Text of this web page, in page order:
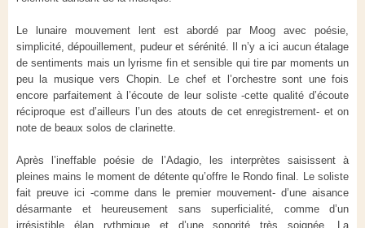
Le lunaire mouvement lent est abordé par Moog avec poésie,
simplicité, dépouillement, pudeur et sérénité. Il n’y a ici aucun étalage
de sentiments mais un lyrisme fin et sensible qui tire par moments un
peu la musique vers Chopin. Le chef et l’orchestre sont une fois
encore parfaitement à l’écoute de leur soliste -cette qualité d’écoute
réciproque est d’ailleurs l’un des atouts de cet enregistrement- et on
note de beaux solos de clarinette.
Après l’ineffable poésie de l’Adagio, les interprètes saisissent à
pleines mains le moment de détente qu’offre le Rondo final. Le soliste
fait preuve ici -comme dans le premier mouvement- d’une aisance
désarmante et heureusement sans superficialité, comme d’un
irrésistible élan rythmique et d’une sonorité très soignée. La